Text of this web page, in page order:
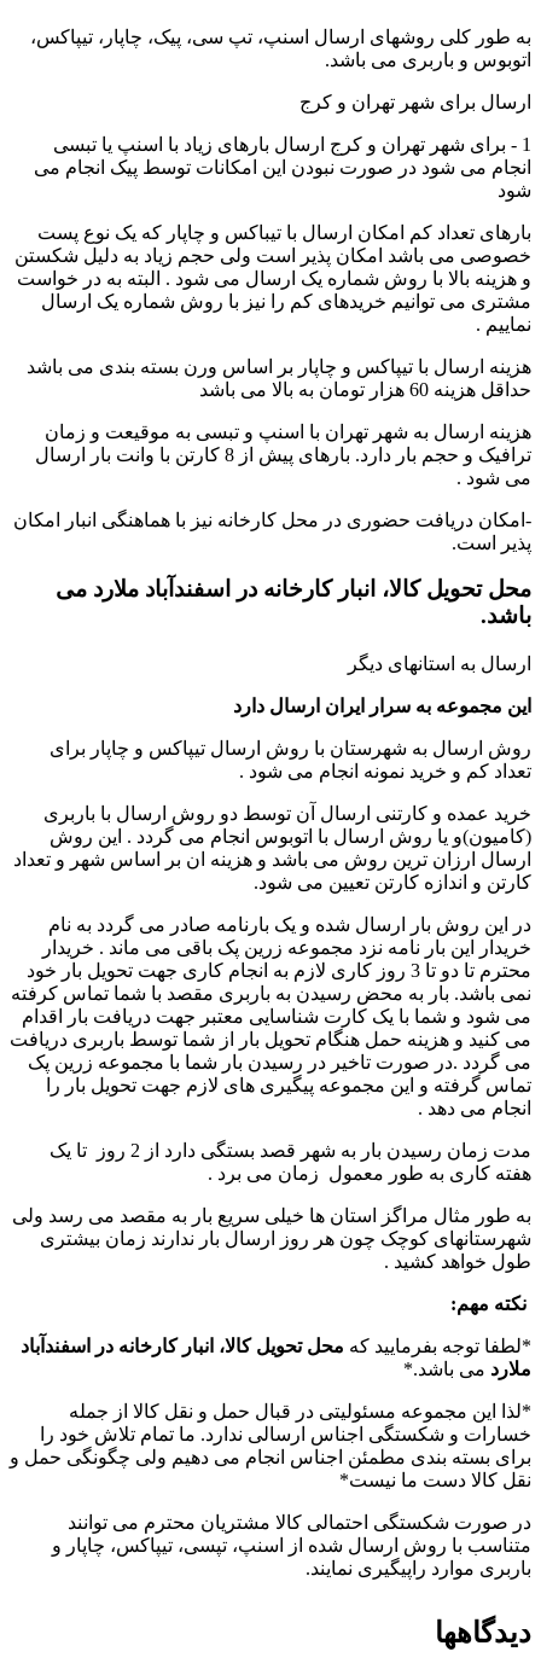
به طور کلی روشهای ارسال اسنپ، تپ سی، پیک، چاپار، تیپاکس،
اتوبوس و باربری می باشد.
ارسال برای شهر تهران و کرج
1 - برای شهر تهران و کرج ارسال بارهای زیاد با اسنپ یا تبسی
انجام می شود در صورت نبودن این امکانات توسط پیک انجام می
شود
بارهای تعداد کم امکان ارسال با تیباکس و چاپار که یک نوع پست
خصوصی می باشد امکان پذیر است ولی حجم زیاد به دلیل شکستن
و هزینه بالا با روش شماره یک ارسال می شود . البته به در خواست
مشتری می توانیم خریدهای کم را نیز با روش شماره یک ارسال
نماییم .
هزینه ارسال با تیپاکس و چاپار بر اساس ورن بسته بندی می باشد
حداقل هزینه 60 هزار تومان به بالا می باشد
هزینه ارسال به شهر تهران با اسنپ و تبسی به موقیعت و زمان
ترافیک و حجم بار دارد. بارهای پیش از 8 کارتن با وانت بار ارسال
می شود .
-امکان دریافت حضوری در محل کارخانه نیز با هماهنگی انبار امکان
پذیر است.
محل تحویل کالا، انبار کارخانه در اسفندآباد ملارد می
باشد.
ارسال به استانهای دیگر
این مجموعه به سرار ایران ارسال دارد
روش ارسال به شهرستان با روش ارسال تیپاکس و چاپار برای
تعداد کم و خرید نمونه انجام می شود .
خرید عمده و کارتنی ارسال آن توسط دو روش ارسال با باربری
(کامیون)و یا روش ارسال با اتوبوس انجام می گردد . این روش
ارسال ارزان ترین روش می باشد و هزینه ان بر اساس شهر و تعداد
کارتن و اندازه کارتن تعیین می شود.
در این روش بار ارسال شده و یک بارنامه صادر می گردد به نام
خریدار این بار نامه نزد مجموعه زرین پک باقی می ماند . خریدار
محترم تا دو تا 3 روز کاری لازم به انجام کاری جهت تحویل بار خود
نمی باشد. بار به محض رسیدن به باربری مقصد با شما تماس کرفته
می شود و شما با یک کارت شناسایی معتبر جهت دریافت بار اقدام
می کنید و هزینه حمل هنگام تحویل بار از شما توسط باربری دریافت
می گردد .در صورت تاخیر در رسیدن بار شما با مجموعه زرین پک
تماس گرفته و این مجموعه پیگیری های لازم جهت تحویل بار را
انجام می دهد .
مدت زمان رسیدن بار به شهر قصد بستگی دارد از 2 روز تا یک
هفته کاری به طور معمول زمان می برد .
به طور مثال مراگز استان ها خیلی سریع بار به مقصد می رسد ولی
شهرستانهای کوچک چون هر روز ارسال بار ندارند زمان بیشتری
طول خواهد کشید .
نکته مهم:
*لطفا توجه بفرمایید که محل تحویل کالا، انبار کارخانه در اسفندآباد
ملارد می باشد.*
*لذا این مجموعه مسئولیتی در قبال حمل و نقل کالا از جمله
خسارات و شکستگی اجناس ارسالی ندارد. ما تمام تلاش خود را
برای بسته بندی مطمئن اجناس انجام می دهیم ولی چگونگی حمل و
نقل کالا دست ما نیست*
در صورت شکستگی احتمالی کالا مشتریان محترم می توانند
متناسب با روش ارسال شده از اسنپ، تپسی، تیپاکس، چاپار و
باربری موارد راپیگیری نمایند.
دیدگاهها